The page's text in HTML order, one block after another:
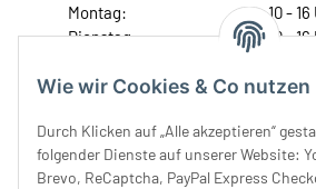
Wie wir Cookies & Co nutzen
Durch Klicken auf „Alle akzeptieren“
folgender Dienste auf unserer Website:
Brevo, ReCaptcha, PayPal Express
Montag:
10 -
Dienstag:
10 -
Donnerstag:
10 - 18
Samstag:
10 -
Unser Service